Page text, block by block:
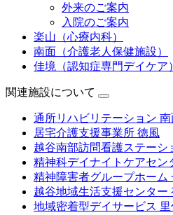
外来のご案内
入院のご案内
楽山（心療内科）
南面（介護老人保健施設）
佳境（認知症専門デイケア）
関連施設について
通所リハビリテーション
居宅介護支援事業所 徳風
越谷南部訪問看護ステーシ
精神科デイナイトケアセン
精神障害者グループホーム
越谷地域生活支援センター
地域密着型デイサービス 里